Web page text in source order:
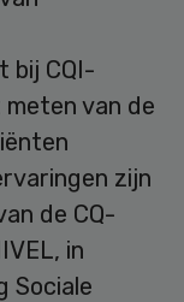
bij CQI-
van de
zijn
de CQ-
in
Sociale